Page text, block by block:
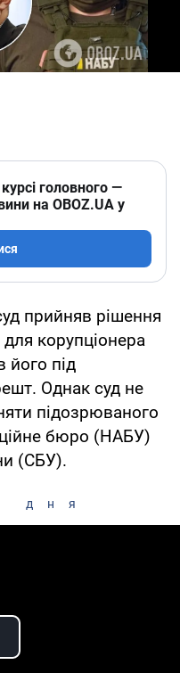
головного —
на OBOZ.UA у
прийняв рішення
корупціонера
його під
Однак суд не
підозрюваного
бюро (НАБУ)
(СБУ).
дня
Video